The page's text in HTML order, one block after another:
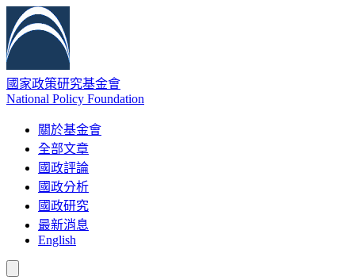
國家政策研究基金會
National Policy Foundation
關於基金會
全部文章
國政評論
國政分析
國政研究
最新消息
English